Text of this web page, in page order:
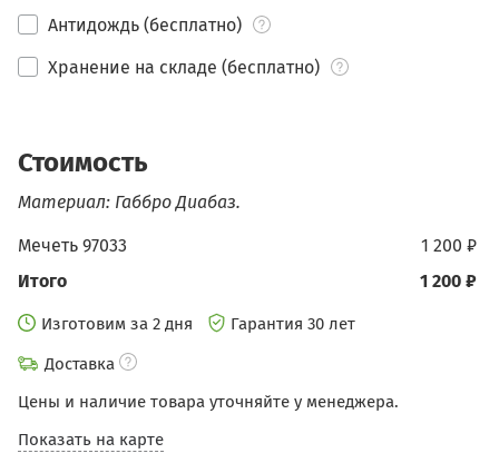
Антидождь (бесплатно)
Хранение на складе (бесплатно)
Стоимость
Материал: Габбро Диабаз.
1 200 ₽
Мечеть 97033
1 200 ₽
Итого
Изготовим за 2 дня
Гарантия 30 лет
Доставка
Цены и наличие товара уточняйте у менеджера.
Показать на карте